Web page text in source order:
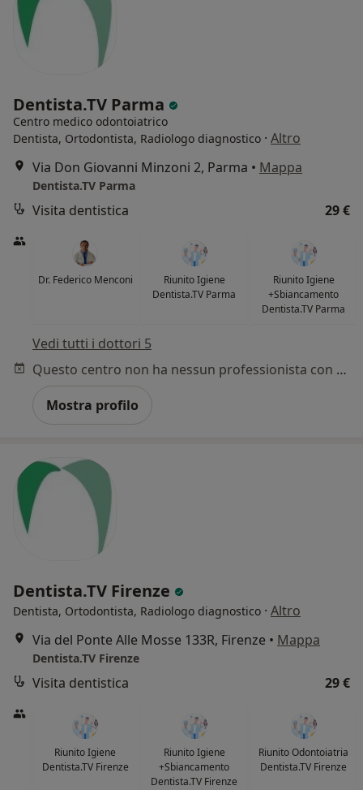
Dentista.TV Parma
Centro medico odontoiatrico
Dentista, Ortodontista, Radiologo diagnostico · Altro
Via Don Giovanni Minzoni 2, Parma • Mappa
Dentista.TV Parma
Visita dentistica 29 €
Dr. Federico Menconi
Riunito Igiene
Dentista.TV Parma
Riunito Igiene
+Sbiancamento
Dentista.TV Parma
Vedi tutti i dottori 5
Questo centro non ha nessun professionista con date disponibili
Mostra profilo
Dentista.TV Firenze
Dentista, Ortodontista, Radiologo diagnostico · Altro
Via del Ponte Alle Mosse 133R, Firenze • Mappa
Dentista.TV Firenze
Visita dentistica 29 €
Riunito Igiene
Dentista.TV Firenze
Riunito Igiene
+Sbiancamento
Dentista.TV Firenze
Riunito Odontoiatria
Dentista.TV Firenze